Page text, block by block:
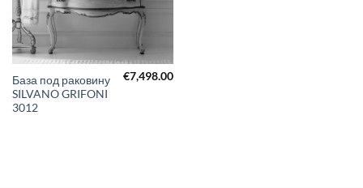
База под раковину
SILVANO GRIFONI
3012
€7,498.00